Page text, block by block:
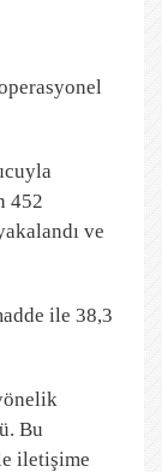
452
ve
ile 38,3
Bu
iletişime